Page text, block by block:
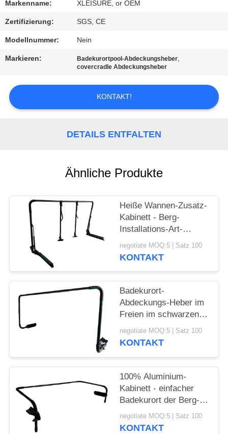
SITEMAP
POLICY
Markenname: XLEISURE, or OEM
Zertifizierung: SGS, CE
Modellnummer: Nein
Markieren: Badekurortpool-Abdeckungsheber,
covercradle Abdeckungsheber
KONTAKT!
DETAILS ENTFALTEN
Ähnliche Produkte
Heiße Wannen-Zusatz-
Kabinett - Berg-
Installations-Art-
Aluminiumabdeckungs-
Heber
negotiate MOQ:5 | Satz 100
KONTAKT
Badekurort-
Abdeckungs-Heber im
Freien im schwarzen
Farbaluminium mit
Pulver-Beschichtung
negotiate MOQ:5 | Satz 100
KONTAKT
100% Aluminium-
Kabinett - einfacher
Badekurort der Berg-
Installations-
Abdeckungs-Vorlagen-
negotiate MOQ:5 | Satz 100
KONTAKT